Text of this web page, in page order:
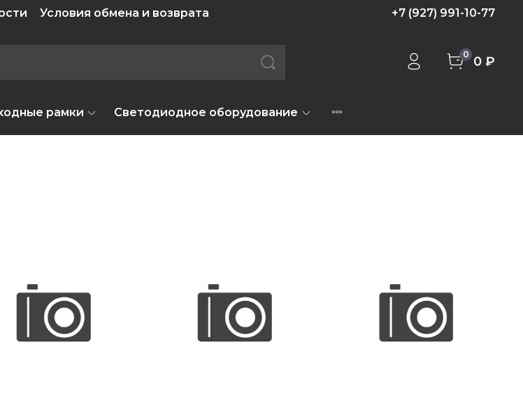
Условия обмена и возврата +7 (927) 991-10-77
0 0 ₽
рамки Светодиодное оборудование